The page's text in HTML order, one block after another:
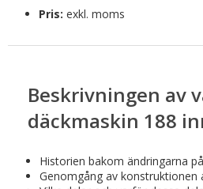
Pris: exkl. moms
Beskrivningen av
däckmaskin 188
Historien bakom ändringarna
Genomgång av konstruktionen